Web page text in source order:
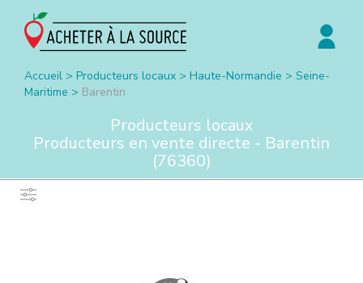
Accueil > Producteurs locaux > Haute-Normandie > Seine-
Maritime > Barentin
Producteurs locaux
Producteurs en vente directe - Barentin
(76360)